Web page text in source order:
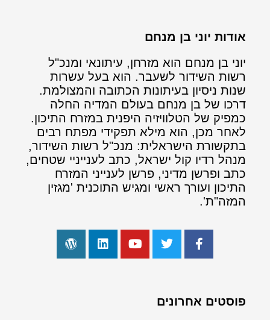
אודות יוני בן מנחם
יוני בן מנחם הוא מזרחן, עיתונאי ומנכ"ל
רשות השידור לשעבר. הוא בעל עשרות
שנות ניסיון בעיתונות הכתובה והמצולמת.
דרכו של בן מנחם בעולם המדיה החלה
כמפיק של הטלוויזיה היפנית במזרח התיכון.
לאחר מכן, הוא מילא תפקידי מפתח רבים
בתקשורת הישראלית: מנכ"ל רשות השידור,
מנהל רדיו קול ישראל, כתב לענייניי שטחים,
כתב ופרשן מדיני, פרשן לענייני המזרח
התיכון ועורך ראשי ומגיש התוכנית 'מגזין
המזה"ת'.
פוסטים אחרונים